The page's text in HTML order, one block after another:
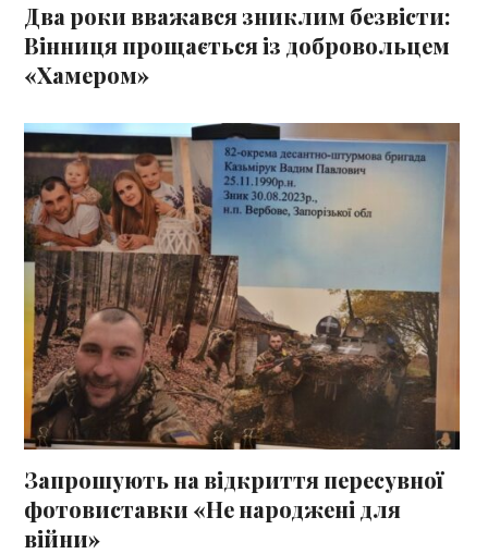
Два роки вважався зниклим безвісти:
Вінниця прощається із добровольцем
«Хамером»
Запрошують на відкриття пересувної
фотовиставки «Не народжені для
війни»